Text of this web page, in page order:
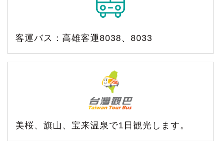
客運バス：高雄客運8038、8033
美桜、旗山、宝来温泉で1日観光します。